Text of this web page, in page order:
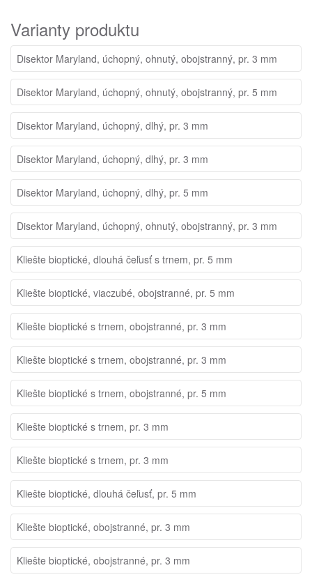
Varianty produktu
Disektor Maryland, úchopný, ohnutý, obojstranný, pr. 3 mm
Disektor Maryland, úchopný, ohnutý, obojstranný, pr. 5 mm
Disektor Maryland, úchopný, dlhý, pr. 3 mm
Disektor Maryland, úchopný, dlhý, pr. 3 mm
Disektor Maryland, úchopný, dlhý, pr. 5 mm
Disektor Maryland, úchopný, ohnutý, obojstranný, pr. 3 mm
Kliešte bioptické, dlouhá čeľusť s trnem, pr. 5 mm
Kliešte bioptické, viaczubé, obojstranné, pr. 5 mm
Kliešte bioptické s trnem, obojstranné, pr. 3 mm
Kliešte bioptické s trnem, obojstranné, pr. 3 mm
Kliešte bioptické s trnem, obojstranné, pr. 5 mm
Kliešte bioptické s trnem, pr. 3 mm
Kliešte bioptické s trnem, pr. 3 mm
Kliešte bioptické, dlouhá čeľusť, pr. 5 mm
Kliešte bioptické, obojstranné, pr. 3 mm
Kliešte bioptické, obojstranné, pr. 3 mm